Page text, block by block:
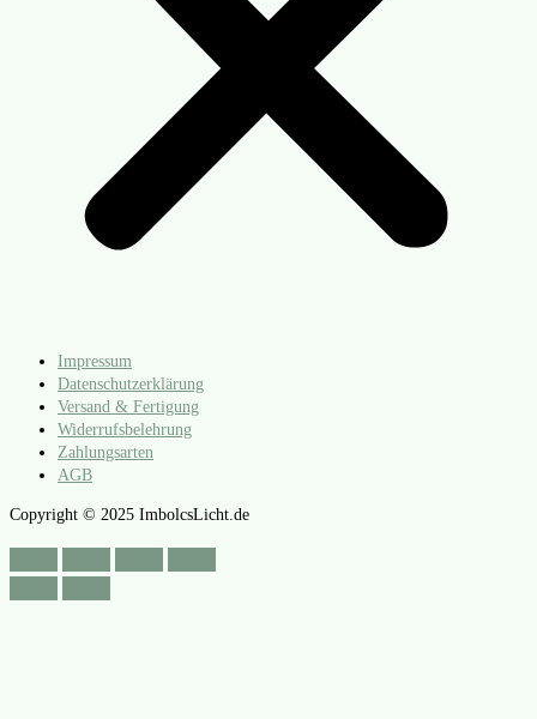
Impressum
Datenschutzerklärung
Versand & Fertigung
Widerrufsbelehrung
Zahlungsarten
AGB
Copyright © 2025 ImbolcsLicht.de